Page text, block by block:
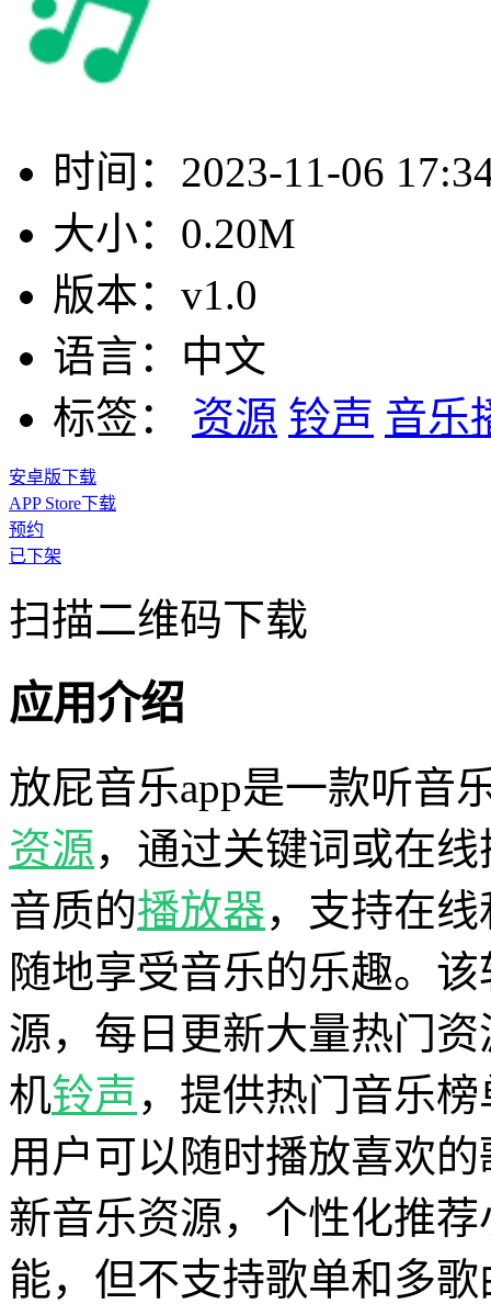
时间： 2023-11-06
大小： 0.20M
版本： v1.0
语言： 中文
标签：
资源 铃声 音乐
安卓版下载
APP Store下载
预约
已下架
扫描二维码下载
应用介绍
放屁音乐app是一款听音
资源，通过关键词或在
音质的播放器，支持在
随地享受音乐的乐趣。
源，每日更新大量热门
机铃声，提供热门音乐
用户可以随时播放喜欢
新音乐资源，个性化推
能，但不支持歌单和多